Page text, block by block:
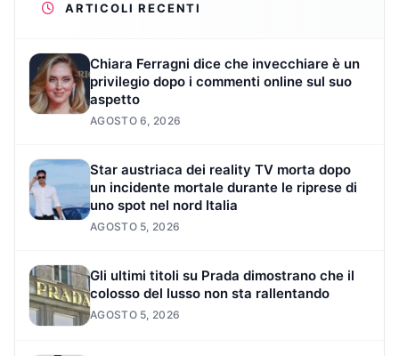
ARTICOLI RECENTI
Chiara Ferragni dice che invecchiare è un
privilegio dopo i commenti online sul suo
aspetto
AGOSTO 6, 2026
Star austriaca dei reality TV morta dopo
un incidente mortale durante le riprese di
uno spot nel nord Italia
AGOSTO 5, 2026
Gli ultimi titoli su Prada dimostrano che il
colosso del lusso non sta rallentando
AGOSTO 5, 2026